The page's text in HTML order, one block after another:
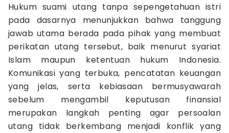
Hukum suami utang tanpa sepengetahuan istri
pada dasarnya menunjukkan bahwa tanggung
jawab utama berada pada pihak yang membuat
perikatan utang tersebut, baik menurut syariat
Islam maupun ketentuan hukum Indonesia.
Komunikasi yang terbuka, pencatatan keuangan
yang jelas, serta kebiasaan bermusyawarah
sebelum mengambil keputusan finansial
merupakan langkah penting agar persoalan
utang tidak berkembang menjadi konflik yang